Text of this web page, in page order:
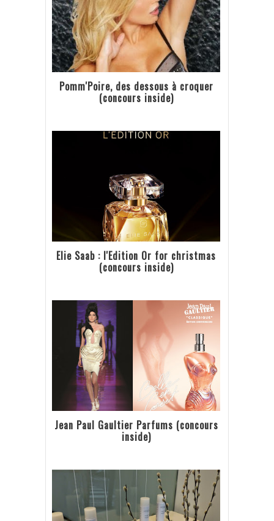
Pomm'Poire, des dessous à croquer
(concours inside)
Elie Saab : l'Edition Or for christmas
(concours inside)
Jean Paul Gaultier Parfums (concours
inside)